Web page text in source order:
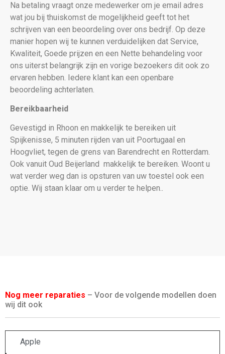
Na betaling vraagt onze medewerker om je email adres
wat jou bij thuiskomst de mogelijkheid geeft tot het
schrijven van een beoordeling over ons bedrijf. Op deze
manier hopen wij te kunnen verduidelijken dat Service,
Kwaliteit, Goede prijzen en een Nette behandeling voor
ons uiterst belangrijk zijn en vorige bezoekers dit ook zo
ervaren hebben. Iedere klant kan een openbare
beoordeling achterlaten.
Bereikbaarheid
Gevestigd in Rhoon en makkelijk te bereiken uit
Spijkenisse, 5 minuten rijden van uit Poortugaal en
Hoogvliet, tegen de grens van Barendrecht en Rotterdam.
Ook vanuit Oud Beijerland makkelijk te bereiken. Woont u
wat verder weg dan is opsturen van uw toestel ook een
optie. Wij staan klaar om u verder te helpen..
Nog meer reparaties – Voor de volgende modellen doen
wij dit ook
Apple